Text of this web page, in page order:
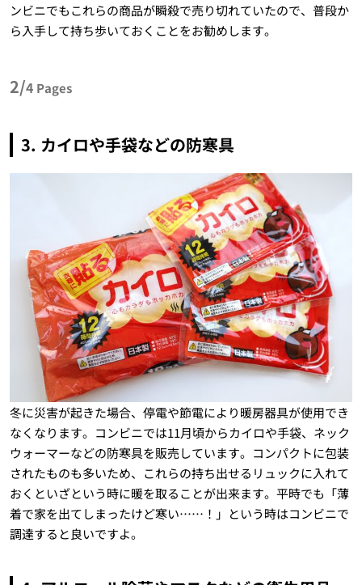
ンビニでもこれらの商品が瞬殺で売り切れていたので、普段か
ら入手して持ち歩いておくことをお勧めします。
2/4 Pages
3. カイロや手袋などの防寒具
冬に災害が起きた場合、停電や節電により暖房器具が使用でき
なくなります。コンビニでは11月頃からカイロや手袋、ネック
ウォーマーなどの防寒具を販売しています。コンパクトに包装
されたものも多いため、これらの持ち出せるリュックに入れて
おくといざという時に暖を取ることが出来ます。平時でも「薄
着で家を出てしまったけど寒い……！」という時はコンビニで
調達すると良いですよ。